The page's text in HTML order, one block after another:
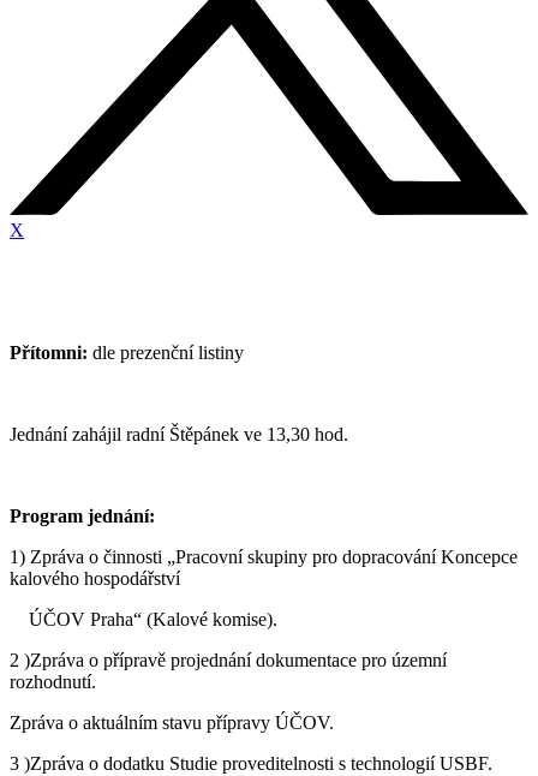
X
Přítomni: dle prezenční listiny
Jednání zahájil radní Štěpánek ve 13,30 hod.
Program jednání:
1) Zpráva o činnosti „Pracovní skupiny pro dopracování Koncepce
kalového hospodářství
ÚČOV Praha“ (Kalové komise).
2 )Zpráva o přípravě projednání dokumentace pro územní
rozhodnutí.
Zpráva o aktuálním stavu přípravy ÚČOV.
3 )Zpráva o dodatku Studie proveditelnosti s technologií USBF.